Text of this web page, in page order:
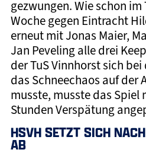
gezwungen. Wie schon
Woche gegen Eintracht
erneut mit Jonas Maier,
Jan Peveling alle drei
der TuS Vinnhorst sich
das Schneechaos auf der
musste, musste das
Stunden Verspätung
HSVH SETZT SICH
AB